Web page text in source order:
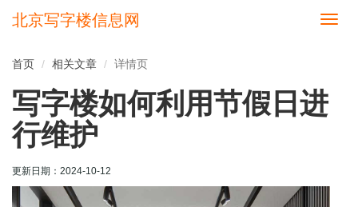
切
北京写字楼信息网
首页 相关文章 详情页
写字楼如何利用节假日进
行维护
更新日期： 2024-10-12